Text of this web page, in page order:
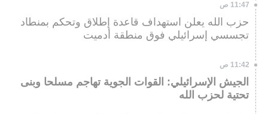
11:47 ص
حزب الله يعلن استهداف قاعدة إطلاق وتحكم بمنطاد
تجسسي إسرائيلي فوق منطقة أدميت
11:42 ص
الجيش الإسرائيلي: القوات الجوية تهاجم مسلحا وبنى
تحتية لحزب الله